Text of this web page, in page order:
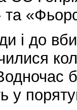
та
і до
у